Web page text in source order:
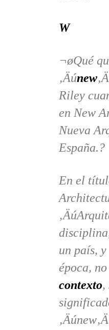
W
¬øQué
‚Äúnew
Riley
en New
Nueva
España.?
En el
un paí­s, y
época,
contexto,